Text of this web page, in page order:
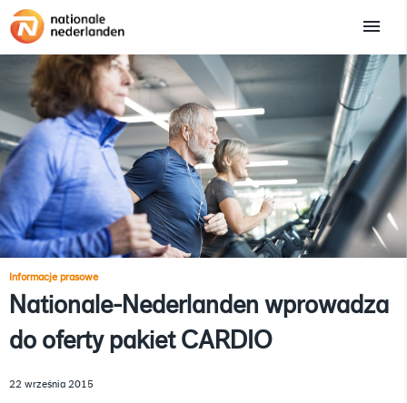
Informacje prasowe
Nationale-Nederlanden wprowadza
do oferty pakiet CARDIO
22 września 2015